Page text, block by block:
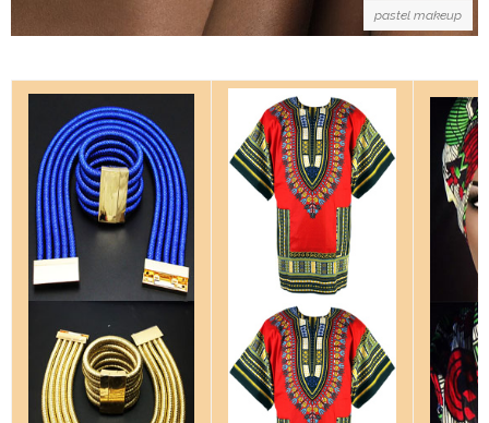
pastel makeup